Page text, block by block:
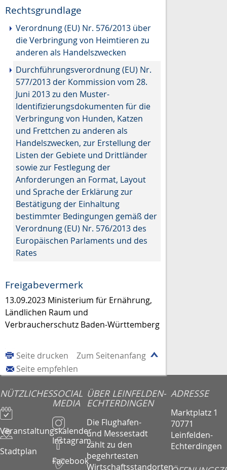
Rechtsgrundlage
Verordnung (EU) Nr. 576/2013 über
die Verbringung von Heimtieren zu
anderen als Handelszwecken
Durchführungsverordnung (EU) Nr.
577/2013 der Kommission vom 28.
Juni 2013 zu den Muster-
Identifizierungsdokumenten für die
Verbringung von Hunden, Katzen
und Frettchen zu anderen als
Handelszwecken, zur Erstellung der
Listen der Gebiete und Drittländer
sowie zur Festlegung der
Anforderungen an Format, Layout
und Sprache der Erklärung zur
Bestätigung der Einhaltung
bestimmter Bedingungen gemäß der
Verordnung (EU) Nr. 576/2013 des
Europäischen Parlaments und des
Rates
Freigabevermerk
13.09.2023 Ministerium für Ernährung,
Ländlichen Raum und
Verbraucherschutz Baden-Württemberg
Zum Seitenanfang
Seite drucken
Seite empfehlen
NÜTZLICHES
Veranstaltungskalender
Stadtplan
SOCIAL
MEDIA
Instagram
Facebook
ÜBER LEINFELDEN-
ECHTERDINGEN
Die Flughafen-
und Messestadt
zählt zu den
begehrtesten
Wirtschaftsstandorten
ADRESSE
Marktplatz 1
70771
Leinfelden-
Echterdingen